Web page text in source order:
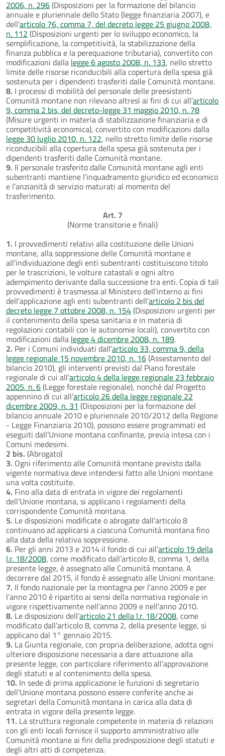
2006, n. 296(Disposizioni per la formazione del bilancio
annuale e pluriennale dello Stato (legge finanziaria 2007), e
dell’articolo 76, comma 7, del decreto legge 25 giugno 2008,
n. 112 (Disposizioni urgenti per lo sviluppo economico, la
semplificazione, la competitività, la stabilizzazione della
finanza pubblica e la perequazione tributaria), convertito con
modificazioni dalla legge 6 agosto 2008, n. 133, nello stretto
limite delle risorse riconducibili alla copertura della spesa già
sostenuta per i dipendenti trasferiti dalle Comunità montane.
8. I processi di mobilità del personale delle preesistenti
Comunità montane non rilevano altresì ai fini di cui all’articolo
9, comma 2 bis, del decreto-legge 31 maggio 2010, n. 78
(Misure urgenti in materia di stabilizzazione finanziaria e di
competitività economica), convertito con modificazioni dalla
legge 30 luglio 2010, n. 122, nello stretto limite delle risorse
riconducibili alla copertura della spesa già sostenuta per i
dipendenti trasferiti dalle Comunità montane.
9. Il personale trasferito dalle Comunità montane agli enti
subentranti mantiene l’inquadramento giuridico ed economico
e l’anzianità di servizio maturati al momento del
trasferimento.
Art. 7
(Norme transitorie e finali)
1. I provvedimenti relativi alla costituzione delle Unioni
montane, alla soppressione delle Comunità montane e
all’individuazione degli enti subentranti costituiscono titolo
per le trascrizioni, le volture catastali e ogni altro
adempimento derivante dalla successione tra enti. Copia di tali
provvedimenti è trasmessa al Ministero dell’interno ai fini
dell’applicazione agli enti subentranti dell’articolo 2 bis del
decreto legge 7 ottobre 2008, n. 154(Disposizioni urgenti per
il contenimento della spesa sanitaria e in materia di
regolazioni contabili con le autonomie locali), convertito con
modificazioni dalla legge 4 dicembre 2008, n. 189.
2. Per i Comuni individuati dall’articolo 33, comma 9, della
legge regionale 15 novembre 2010, n. 16(Assestamento del
bilancio 2010), gli interventi previsti dal Piano forestale
regionale di cui all’articolo 4 della legge regionale 23 febbraio
2005, n. 6(Legge forestale regionale), nonché dal Progetto
appennino di cui all’articolo 26 della legge regionale 22
dicembre 2009, n. 31 (Disposizioni per la formazione del
bilancio annuale 2010 e pluriennale 2010/2012 della Regione
- Legge Finanziaria 2010), possono essere programmati ed
eseguiti dall’Unione montana confinante, previa intesa con i
Comuni medesimi.
2 bis. (Abrogato)
3. Ogni riferimento alle Comunità montane previsto dalla
vigente normativa deve intendersi fatto alle Unioni montane
una volta costituite.
4. Fino alla data di entrata in vigore dei regolamenti
dell’Unione montana, si applicano i regolamenti della
corrispondente Comunità montana.
5. Le disposizioni modificate o abrogate dall’articolo 8
continuano ad applicarsi a ciascuna Comunità montana fino
alla data della relativa soppressione.
6. Per gli anni 2013 e 2014 il fondo di cui all’articolo 19 della
l.r. 18/2008, come modificato dall’articolo 8, comma 1, della
presente legge, è assegnato alle Comunità montane. A
decorrere dal 2015, il fondo è assegnato alle Unioni montane.
7. Il fondo nazionale per la montagna per l’anno 2009 e per
l’anno 2010 è ripartito ai sensi della normativa regionale in
vigore rispettivamente nell’anno 2009 e nell’anno 2010.
8. Le disposizioni dell’articolo 21 della l.r. 18/2008, come
modificato dall’articolo 8, comma 2, della presente legge, si
applicano dal 1° gennaio 2015.
9. La Giunta regionale, con propria deliberazione, adotta ogni
ulteriore disposizione necessaria a dare attuazione alla
presente legge, con particolare riferimento all’approvazione
degli statuti e al contenimento della spesa.
10. In sede di prima applicazione le funzioni di segretario
dell’Unione montana possono essere conferite anche ai
segretari della Comunità montana in carica alla data di
entrata in vigore della presente legge.
11. La struttura regionale competente in materia di relazioni
con gli enti locali fornisce il supporto amministrativo alle
Comunità montane ai fini della predisposizione degli statuti e
degli altri atti di competenza.